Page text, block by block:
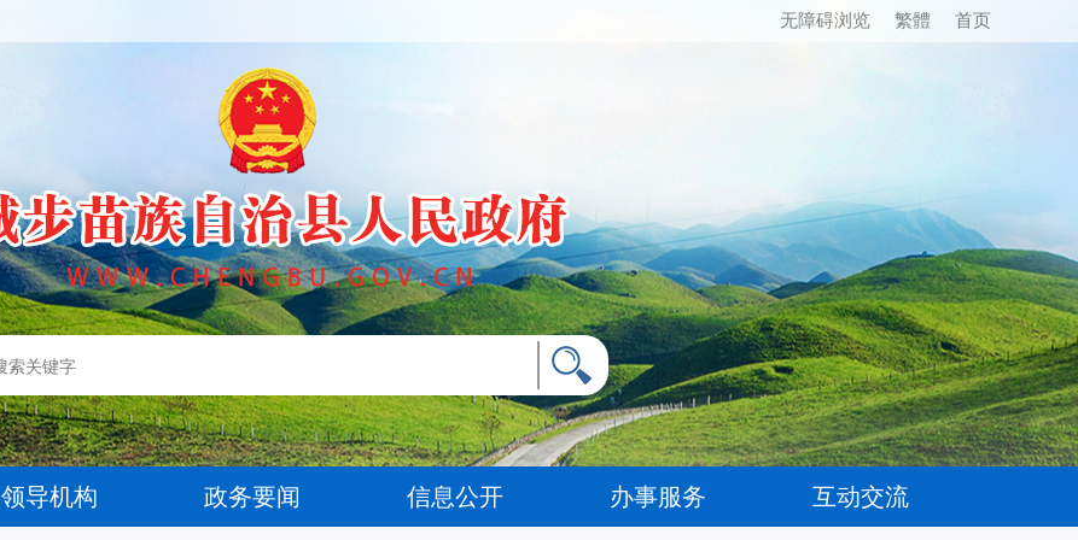
首页
繁體
无障碍浏览
领导机构 政务要闻 信息公开 办事服务 互动交流